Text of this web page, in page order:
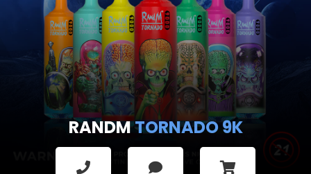
RANDMTORNADO 9K